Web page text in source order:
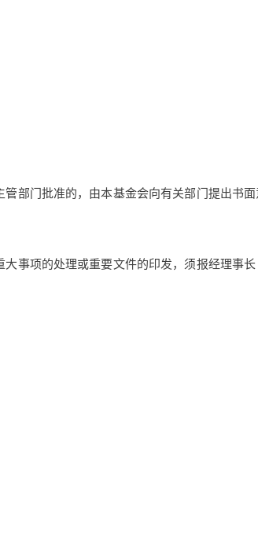
部门批准的，由本基金会向有关部门提出书面
事项的处理或重要文件的印发，须报经理事长